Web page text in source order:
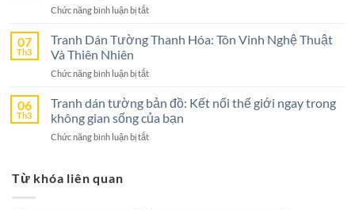
Không
Sống
An
Lựa
Không
Gian
Sống
Chức năng bình luận bị tắtở
Dán
Hồ
Sức
Hút
07
Th3
Tranh Dán Tường Thanh Hóa: Tôn Vinh Nghệ Thuật
Và Thiên Nhiên
Chức năng bình luận bị tắtở
Dán
Tường
Thanh
Hóa:
06
Th3
Tranh dán tường bản đồ: Kết nối thế giới ngay trong
không gian sống của bạn
Chức năng bình luận bị tắtở
Từ khóa liên quan